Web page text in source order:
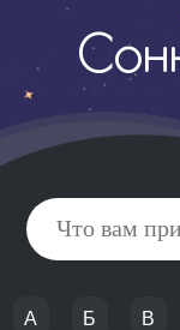
А Б В